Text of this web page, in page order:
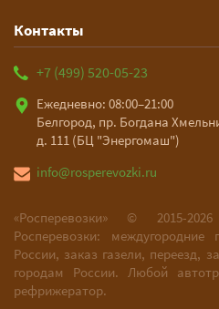
Контакты
+7 (499) 520-05-23
Ежедневно: 08:00–21:00
Белгород, пр. Богдана
д. 111 (БЦ "Энергомаш")
info@rosperevozki.ru
«Росперевозки» © 2015-2026
Росперевозки: междугородние
России, заказ газели, переезд,
городам России. Любой
рефрижератор.